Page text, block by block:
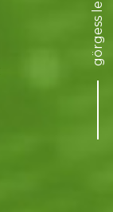
görgess le